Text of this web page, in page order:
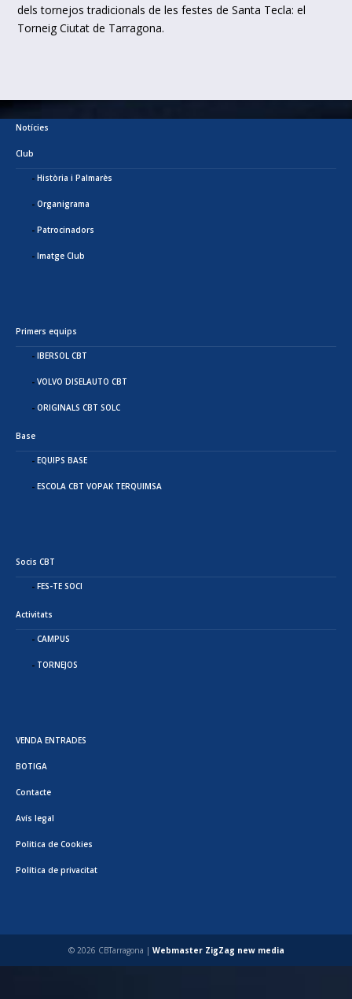
dels tornejos tradicionals de les festes de Santa Tecla: el
Torneig Ciutat de Tarragona.
Notícies
Club
Història i Palmarès
Organigrama
Patrocinadors
Imatge Club
Primers equips
IBERSOL CBT
VOLVO DISELAUTO CBT
ORIGINALS CBT SOLC
Base
EQUIPS BASE
ESCOLA CBT VOPAK TERQUIMSA
Socis CBT
FES-TE SOCI
Activitats
CAMPUS
TORNEJOS
VENDA ENTRADES
BOTIGA
Contacte
Avís legal
Politica de Cookies
Política de privacitat
© 2026 CBTarragona | Webmaster ZigZag new media